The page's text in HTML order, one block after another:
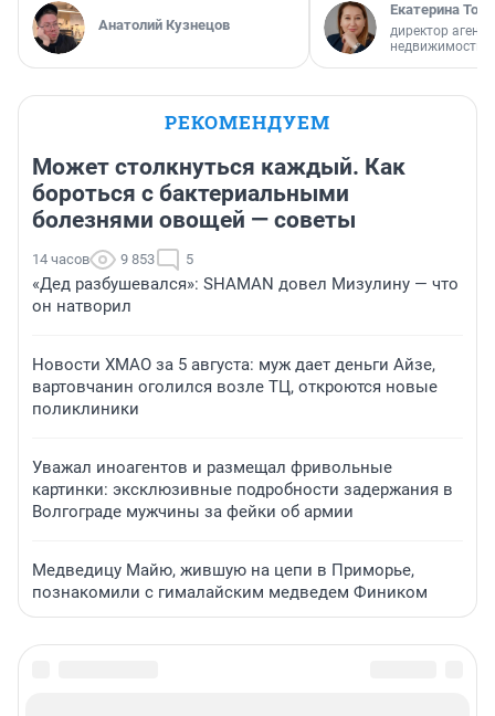
Анатолий Кузнецов
Екатерина
директор
недвижимости
РЕКОМЕНДУЕМ
Может столкнуться каждый. Как
бороться с бактериальными
болезнями овощей — советы
14 часов 9 853 5
«Дед разбушевался»: SHAMAN довел Мизулину — что
он натворил
Новости ХМАО за 5 августа: муж дает деньги Айзе,
вартовчанин оголился возле ТЦ, откроются новые
поликлиники
Уважал иноагентов и размещал фривольные
картинки: эксклюзивные подробности задержания в
Волгограде мужчины за фейки об армии
Медведицу Майю, жившую на цепи в Приморье,
познакомили с гималайским медведем Фиником